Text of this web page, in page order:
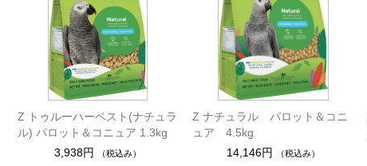
Z トゥルーハーベスト(ナチュラ
ル) パロット＆コニュア 1.3kg
3,938円
（税込み）
Z ナチュラル パロット＆コニ
ュア 4.5kg
14,146円
（税込み）